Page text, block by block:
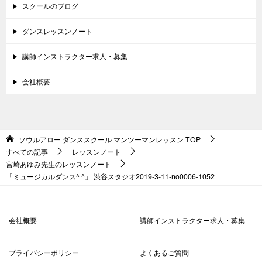
スクールのブログ
ダンスレッスンノート
講師インストラクター求人・募集
会社概要
ソウルアロー ダンススクール マンツーマンレッスン TOP
すべての記事
レッスンノート
宮崎あゆみ先生のレッスンノート
「ミュージカルダンス^ ^」 渋谷スタジオ2019-3-11-no0006-1052
会社概要 講師インストラクター求人・募集
プライバシーポリシー よくあるご質問